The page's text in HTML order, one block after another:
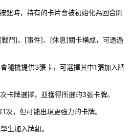
鈕時，持有的卡片會被初始化為回合開
鬥]、[事件]、[休息]關卡構成，可透過
隨機提供3張卡，可選擇其中1張加入牌
卡牌選擇，並獲得所選的3張卡牌。
次，但可能出現更強力的卡牌。
生加入牌組。